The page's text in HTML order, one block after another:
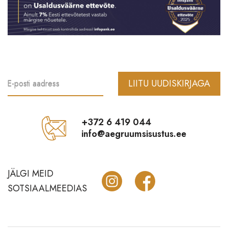
Vannitoatarbed
Õue ja aeda
Märkmikud Paperblanks
Sale
E-posti aadress LIITU UUDISKIRJAGA
+372 6 419 044
info@aegruumsisustus.ee
JÄLGI MEID
SOTSIAALMEEDIAS